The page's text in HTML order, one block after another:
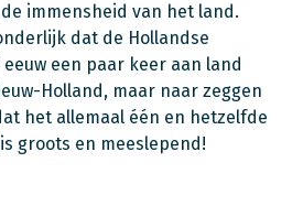
immensheid van het land.
dat de Hollandse
eeuw een paar keer aan land
Holland, maar naar zeggen
het allemaal één en hetzelfde
groots en meeslepend!